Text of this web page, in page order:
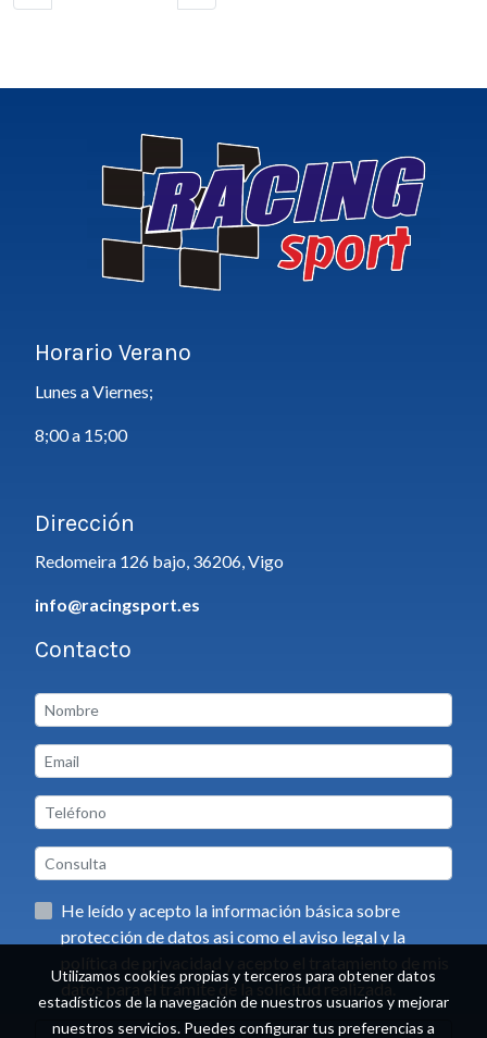
Horario Verano
Lunes a Viernes;
8;00 a 15;00
Dirección
Redomeira 126 bajo, 36206, Vigo
info@racingsport.es
Contacto
He leído y acepto la información básica sobre
protección de datos asi como el aviso legal y la
datos para el trámite de la solicitud realizada.
Utilizamos cookies propias y terceros para obtener datos
estadísticos de la navegación de nuestros usuarios y mejorar
nuestros servicios. Puedes configurar tus preferencias a